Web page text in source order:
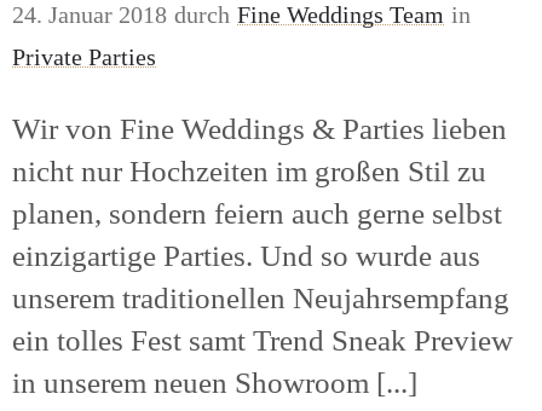
24. Januar 2018 durch Fine Weddings Team in
Private Parties
Wir von Fine Weddings & Parties lieben
nicht nur Hochzeiten im großen Stil zu
planen, sondern feiern auch gerne selbst
einzigartige Parties. Und so wurde aus
unserem traditionellen Neujahrsempfang
ein tolles Fest samt Trend Sneak Preview
in unserem neuen Showroom [...]